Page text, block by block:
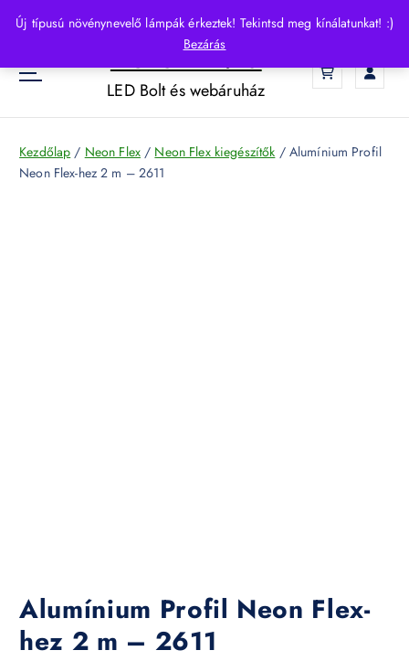
Új típusú növénynevelő lámpák érkeztek! Tekintsd meg kínálatunkat! :)
Bezárás
p
o
HelloLED.hu
LED Bolt és webáruház
Kezdőlap / Neon Flex/ Neon Flex kiegészítők / Alumínium Profil
Neon Flex-hez 2 m – 2611
Alumínium Profil Neon Flex-
hez 2 m – 2611